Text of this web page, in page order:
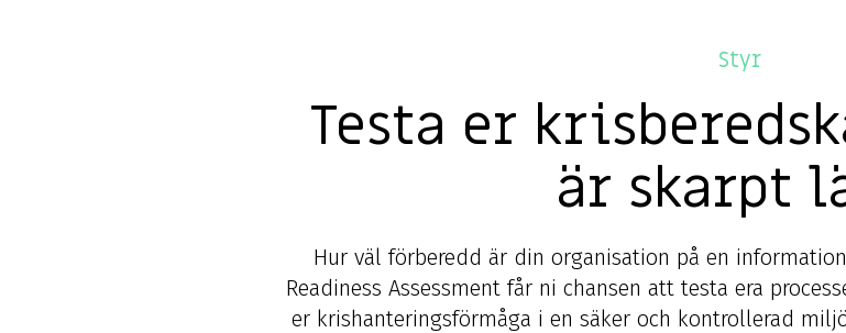
Styr
Testa er
är skarpt
Hur väl förberedd är din organisation på en
Readiness Assessment får ni chansen att testa era
er krishanteringsförmåga i en säker och kontrollerad